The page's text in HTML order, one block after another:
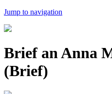
Jump to navigation
Brief an Anna
(Brief)